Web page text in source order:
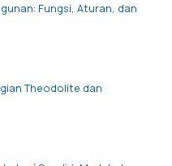
Fungsi, Aturan, dan
Theodolite dan